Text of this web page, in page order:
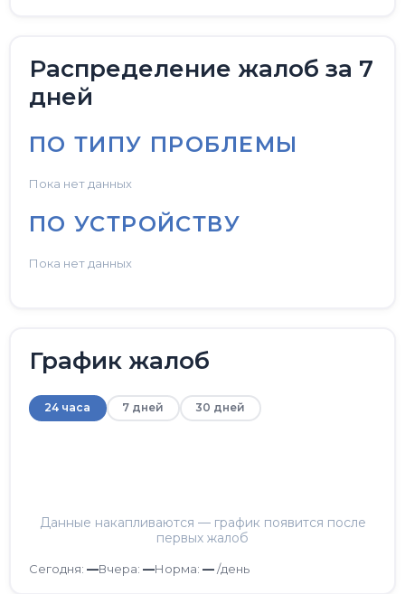
Распределение жалоб за 7
дней
ПО ТИПУ ПРОБЛЕМЫ
Пока нет данных
ПО УСТРОЙСТВУ
Пока нет данных
График жалоб
24 часа 7 дней 30 дней
Данные накапливаются — график появится после
первых жалоб
Сегодня: —Вчера: —Норма: —/день